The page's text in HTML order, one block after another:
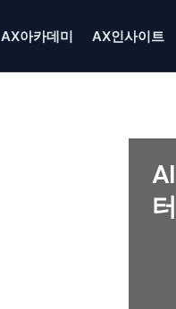
AX아카데미 AX인사이트
터